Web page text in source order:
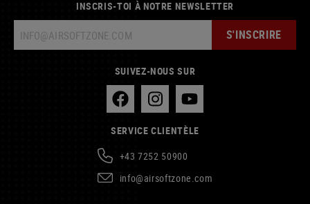
INSCRIS-TOI À NOTRE NEWSLETTER
S'INSCRIRE
SUIVEZ-NOUS SUR
SERVICE CLIENTÈLE
+43 7252 50900
info@airsoftzone.com